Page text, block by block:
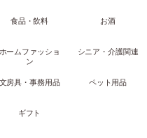
食品・飲料 お酒
ホームファッショ
ン
シニア・介護関連
文房具・事務用品 ペット用品
ギフト